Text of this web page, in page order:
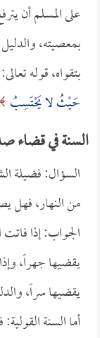
على المسلم أن
بمعصيته،
بتقواه، قوله تعالى:
حَيْثُ لا يَحْتَسِبُ
السنة في قضاء
السؤال: فضيلة
من النهار، فهل
الجواب: إذا فاتت
يقضيها جهراً،
يقضيها سراً،
أما السنة